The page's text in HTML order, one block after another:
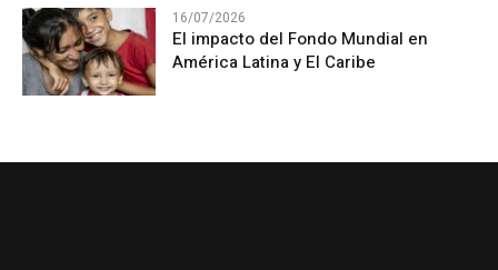
16/07/2026
El impacto del Fondo Mundial en
América Latina y El Caribe